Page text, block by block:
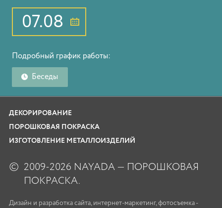
07.08
Подробный график работы:
Беседы
ДЕКОРИРОВАНИЕ
ПОРОШКОВАЯ ПОКРАСКА
ИЗГОТОВЛЕНИЕ МЕТАЛЛОИЗДЕЛИЙ
© 2009-2026 NAYADA — ПОРОШКОВАЯ
ПОКРАСКА.
Дизайн и разработка сайта, интернет-маркетинг,фотосъемка -